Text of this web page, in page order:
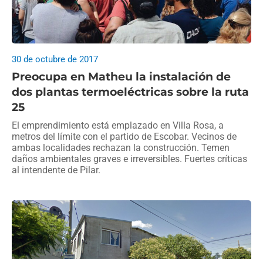
Preocupa en Matheu la instalación de
dos plantas termoeléctricas sobre la ruta
25
30 de octubre de 2017
El emprendimiento está emplazado en Villa Rosa, a
metros del límite con el partido de Escobar. Vecinos de
ambas localidades rechazan la construcción. Temen
daños ambientales graves e irreversibles. Fuertes críticas
al intendente de Pilar.